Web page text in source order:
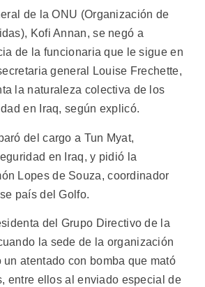
de la ONU (Organización de
Kofi Annan, se negó a
de la funcionaria que le sigue en
general Louise Frechette,
la naturaleza colectiva de los
en Iraq, según explicó.
del cargo a Tun Myat,
en Iraq, y pidió la
Lopes de Souza, coordinador
país del Golfo.
del Grupo Directivo de la
la sede de la organización
atentado con bomba que mató
entre ellos al enviado especial de